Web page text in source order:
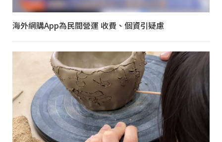
海外網購App為民間營運 收費、個資引疑慮